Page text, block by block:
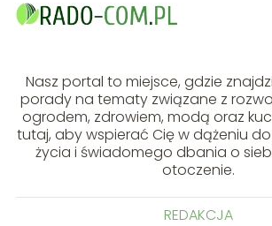
Nasz portal to miejsce, gdzie
porady na tematy związane z
ogrodem, zdrowiem, modą oraz
tutaj, aby wspierać Cię w dążeniu
życia i świadomego dbania o
otoczenie.
REDAKCJA